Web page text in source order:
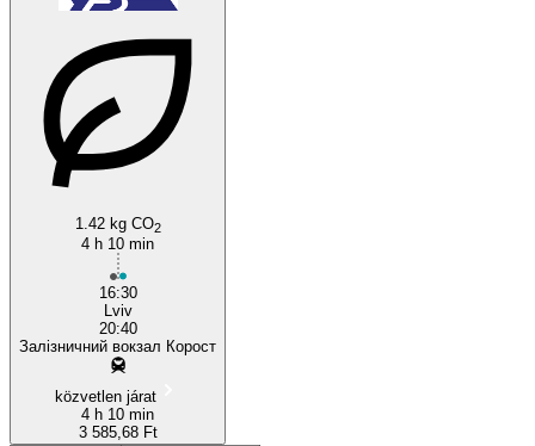
Lviv
1.42 kg CO2
4 h 10 min
16:30
Lviv
20:40
Залізничний вокзал Корост
közvetlen járat
4 h 10 min
3 585,68 Ft